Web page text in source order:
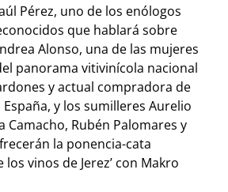
Pérez, uno de los enólogos
que hablará sobre
Alonso, una de las mujeres
panorama vitivinícola nacional
y actual compradora de
y los sumilleres Aurelio
Camacho, Rubén Palomares y
la ponencia-cata
los vinos de Jerez’ con Makro